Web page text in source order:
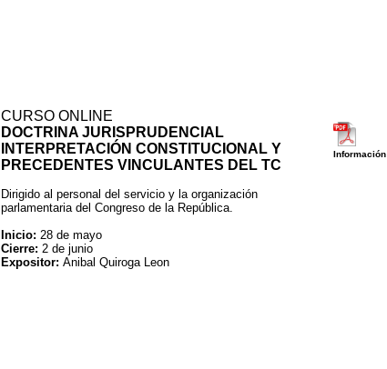
CURSO ONLINE
DOCTRINA JURISPRUDENCIAL
INTERPRETACIÓN CONSTITUCIONAL Y
PRECEDENTES VINCULANTES DEL TC
Información
Dirigido al personal del servicio y la organización
parlamentaria del Congreso de la República.
Inicio: 28 de mayo
Cierre: 2 de junio
Expositor: Anibal Quiroga Leon